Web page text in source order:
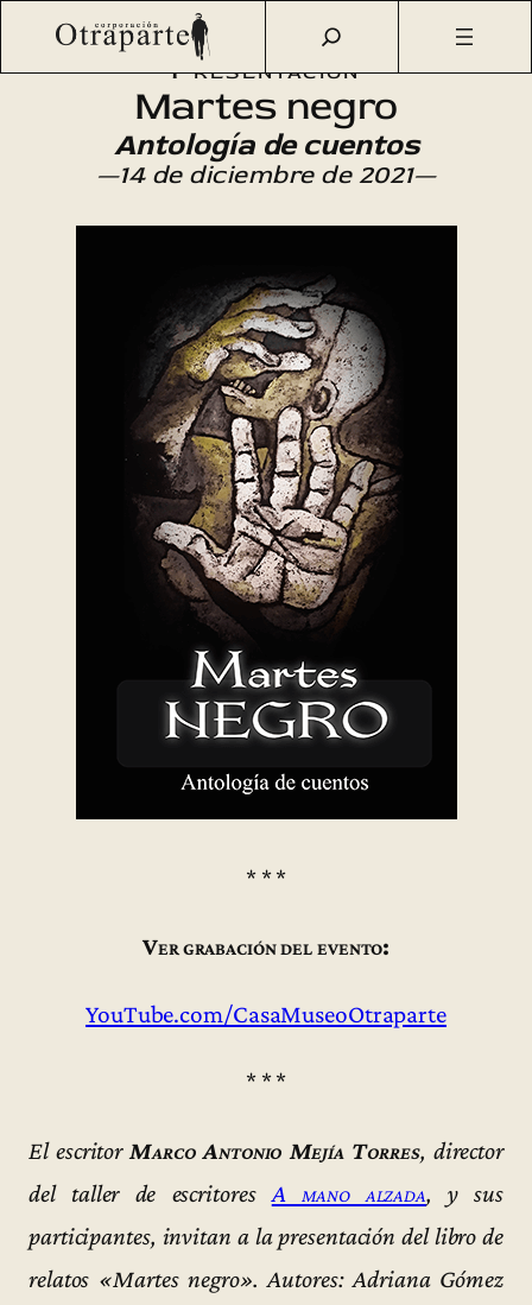
Saltar
Otraparte.org/ Agenda Cultural Literatura Martes negro
Presentación
Martes negro
Antología de cuentos
—14 de diciembre de 2021—
* * *
Ver grabación del evento:
YouTube.com/CasaMuseoOtraparte
* * *
El escritorMarco Antonio Mejía Torres, director
del taller de escritores A mano alzada, y sus
participantes, invitan a la presentación del libro de
relatos «Martes negro». Autores: Adriana Gómez